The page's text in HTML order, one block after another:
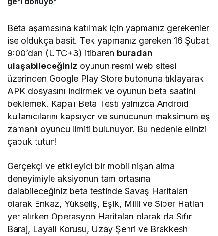
Beta aşamasına katılmak için yapmanız gerekenler
ise oldukça basit. Tek yapmanız gereken 16 Şubat
9:00’dan (UTC+3) itibaren buradan
ulaşabileceğiniz oyunun resmi web sitesi
üzerinden Google Play Store butonuna tıklayarak
APK dosyasını indirmek ve oyunun beta saatini
beklemek. Kapalı Beta Testi yalnızca Android
kullanıcılarını kapsıyor ve sunucunun maksimum eş
zamanlı oyuncu limiti bulunuyor. Bu nedenle elinizi
çabuk tutun!
Gerçekçi ve etkileyici bir mobil nişan alma
deneyimiyle aksiyonun tam ortasına
dalabileceğiniz beta testinde Savaş Haritaları
olarak Enkaz, Yükseliş, Eşik, Milli ve Siper Hatları
yer alırken Operasyon Haritaları olarak da Sıfır
Baraj, Layali Korusu, Uzay Şehri ve Brakkesh